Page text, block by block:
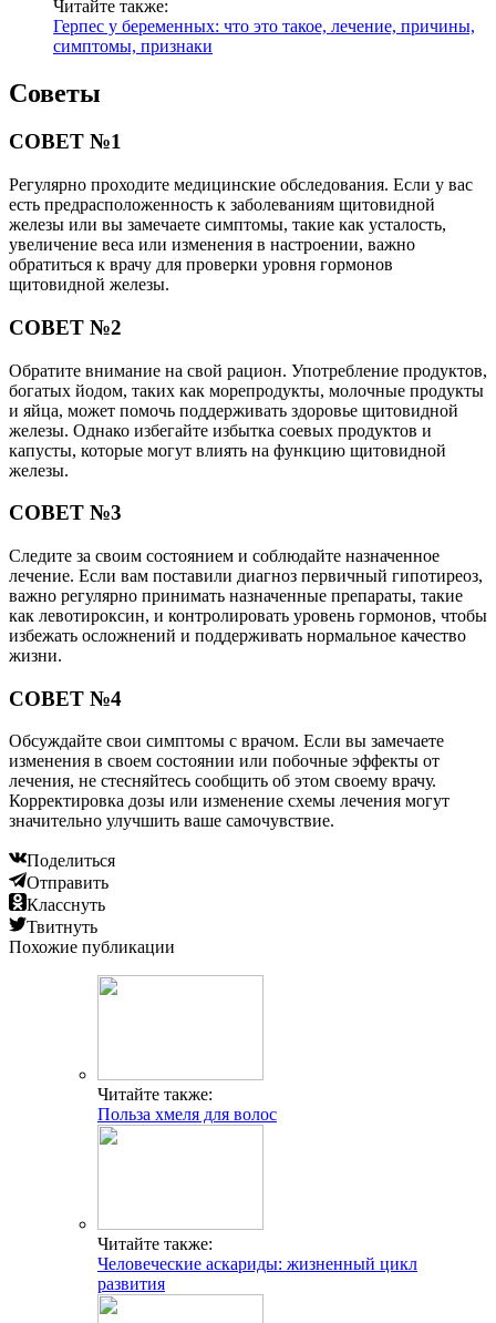
Читайте также:
Герпес у беременных: что это такое, лечение, причины,
симптомы, признаки
Советы
СОВЕТ №1
Регулярно проходите медицинские обследования. Если у вас
есть предрасположенность к заболеваниям щитовидной
железы или вы замечаете симптомы, такие как усталость,
увеличение веса или изменения в настроении, важно
обратиться к врачу для проверки уровня гормонов
щитовидной железы.
СОВЕТ №2
Обратите внимание на свой рацион. Употребление продуктов,
богатых йодом, таких как морепродукты, молочные продукты
и яйца, может помочь поддерживать здоровье щитовидной
железы. Однако избегайте избытка соевых продуктов и
капусты, которые могут влиять на функцию щитовидной
железы.
СОВЕТ №3
Следите за своим состоянием и соблюдайте назначенное
лечение. Если вам поставили диагноз первичный гипотиреоз,
важно регулярно принимать назначенные препараты, такие
как левотироксин, и контролировать уровень гормонов, чтобы
избежать осложнений и поддерживать нормальное качество
жизни.
СОВЕТ №4
Обсуждайте свои симптомы с врачом. Если вы замечаете
изменения в своем состоянии или побочные эффекты от
лечения, не стесняйтесь сообщить об этом своему врачу.
Корректировка дозы или изменение схемы лечения могут
значительно улучшить ваше самочувствие.
Поделиться
Отправить
Класснуть
Твитнуть
Похожие публикации
Читайте также:
Польза хмеля для волос
Читайте также:
Человеческие аскариды: жизненный цикл
развития